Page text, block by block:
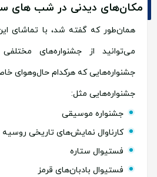
مکان‌های دیدنی در شب های
همان‌طور که گفته شد، با تماشای
می‌توانید از جشنواره‌های
جشنواره‌هایی که هرکدام حال‌وهوای
جشنواره‌هایی مثل:
جشنواره موسیقی
کارناوال نمایش‌های تاریخی روسیه
فستیوال ستاره
فستیوال بادبان‌های قرمز